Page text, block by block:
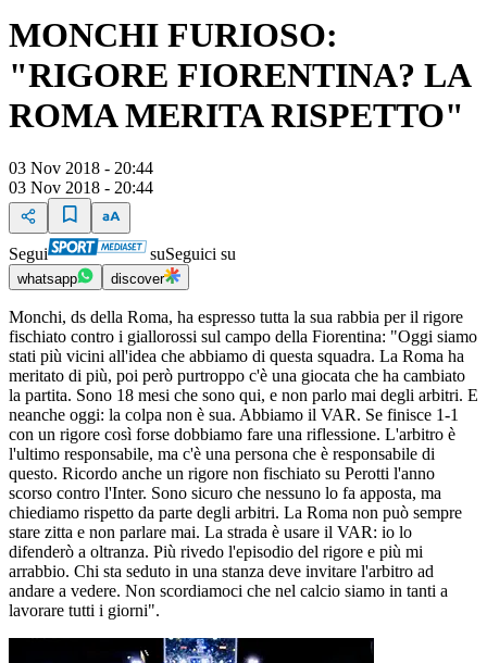
MONCHI FURIOSO:
"RIGORE FIORENTINA? LA
ROMA MERITA RISPETTO"
03 Nov 2018 - 20:44
03 Nov 2018 - 20:44
Segui suSeguici su
whatsapp discover
Monchi, ds della Roma, ha espresso tutta la sua rabbia per il rigore
fischiato contro i giallorossi sul campo della Fiorentina: "Oggi siamo
stati più vicini all'idea che abbiamo di questa squadra. La Roma ha
meritato di più, poi però purtroppo c'è una giocata che ha cambiato
la partita. Sono 18 mesi che sono qui, e non parlo mai degli arbitri. E
neanche oggi: la colpa non è sua. Abbiamo il VAR. Se finisce 1-1
con un rigore così forse dobbiamo fare una riflessione. L'arbitro è
l'ultimo responsabile, ma c'è una persona che è responsabile di
questo. Ricordo anche un rigore non fischiato su Perotti l'anno
scorso contro l'Inter. Sono sicuro che nessuno lo fa apposta, ma
chiediamo rispetto da parte degli arbitri. La Roma non può sempre
stare zitta e non parlare mai. La strada è usare il VAR: io lo
difenderò a oltranza. Più rivedo l'episodio del rigore e più mi
arrabbio. Chi sta seduto in una stanza deve invitare l'arbitro ad
andare a vedere. Non scordiamoci che nel calcio siamo in tanti a
lavorare tutti i giorni".